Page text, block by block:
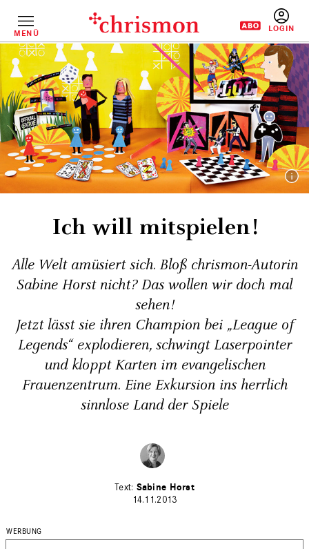
InhaltMENÜ
Ich will mitspielen!
Alle Welt amüsiert sich. Bloß chrismon-Autorin
Sabine Horst nicht? Das wollen wir doch mal
sehen!
Jetzt lässt sie ihren Champion bei „League of
Legends“ explodieren, schwingt Laserpointer
und kloppt Karten im evangelischen
Frauenzentrum. Eine Exkursion ins herrlich
sinnlose Land der Spiele
Sabine Horst
14.11.2013